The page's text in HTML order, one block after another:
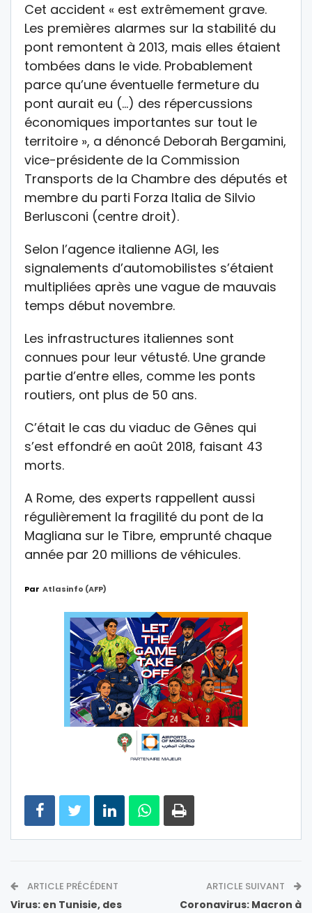
Cet accident « est extrêmement grave.
Les premières alarmes sur la stabilité du
pont remontent à 2013, mais elles étaient
tombées dans le vide. Probablement
parce qu’une éventuelle fermeture du
pont aurait eu (…) des répercussions
économiques importantes sur tout le
territoire », a dénoncé Deborah Bergamini,
vice-présidente de la Commission
Transports de la Chambre des députés et
membre du parti Forza Italia de Silvio
Berlusconi (centre droit).
Selon l’agence italienne AGI, les
signalements d’automobilistes s’étaient
multipliées après une vague de mauvais
temps début novembre.
Les infrastructures italiennes sont
connues pour leur vétusté. Une grande
partie d’entre elles, comme les ponts
routiers, ont plus de 50 ans.
C’était le cas du viaduc de Gênes qui
s’est effondré en août 2018, faisant 43
morts.
A Rome, des experts rappellent aussi
régulièrement la fragilité du pont de la
Magliana sur le Tibre, emprunté chaque
année par 20 millions de véhicules.
Par Atlasinfo (AFP)
ARTICLE PRÉCÉDENT
Virus: en Tunisie, des
ARTICLE SUIVANT
Coronavirus: Macron à